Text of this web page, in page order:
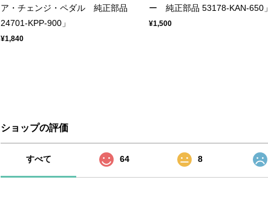
ア・チェンジ・ペダル 純正部品
24701-KPP-900」
¥1,840
ー 純正部品 53178-KAN-650」
¥1,500
ショップの評価
すべて 64 8